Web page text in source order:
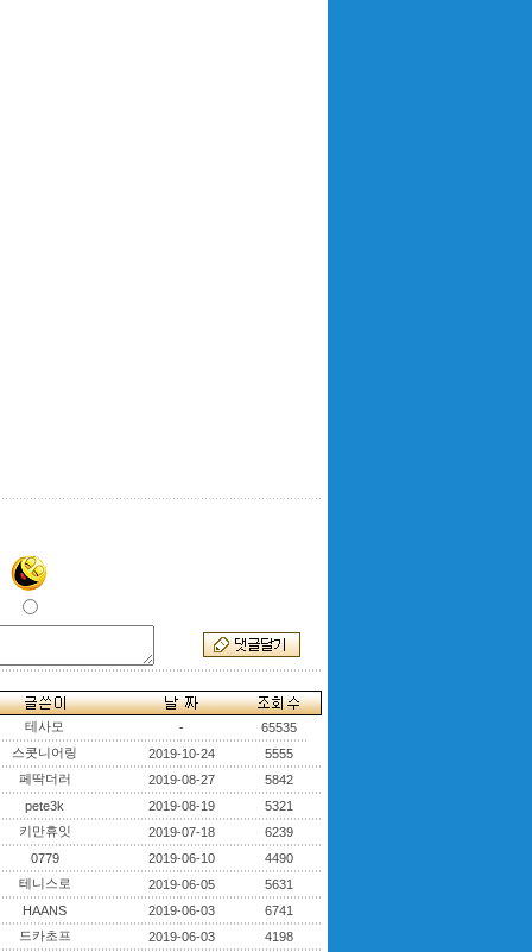
테사모 -
65535
스콧니어링
2019-10-24
5555
페딱더러
2019-08-27
5842
pete3k
2019-08-19
5321
키만휴잇
2019-07-18
6239
0779
2019-06-10
4490
테니스로
2019-06-05
5631
HAANS
2019-06-03
6741
드카초프
2019-06-03
4198